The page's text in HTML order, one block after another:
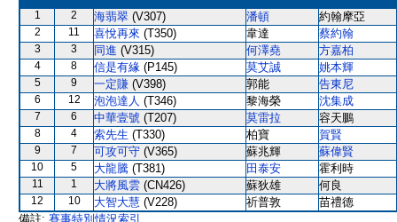
1 2 海翡翠 (V307) 潘頓 約翰摩亞
2 11 喜悅再來 (T350) 韋達 蔡約翰
3 3 同進 (V315) 何澤堯 方嘉柏
4 8 信是有緣 (P145) 莫艾誠 姚本輝
5 9 一定賺 (V398) 郭能 告東尼
6 12 泡泡達人 (T346) 黎海榮 沈集成
7 6 中華壹號 (T207) 莫雷拉 容天鵬
8 4 索先生 (T330) 柏寶 賀賢
9 7 可攻可守 (V365) 蘇兆輝 蘇偉賢
10 5 大龍騰 (T381) 田泰安 霍利時
11 1 大將風雲 (CN426) 蘇狄雄 何良
12 10 大智大慧 (V228) 祈普敦
苗禮德
備註: 賽事特別情況索引